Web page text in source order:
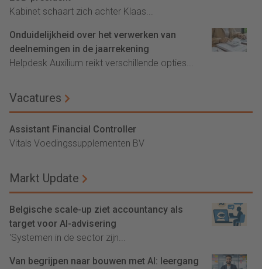
Kabinet schaart zich achter Klaas...
Onduidelijkheid over het verwerken van
deelnemingen in de jaarrekening
Helpdesk Auxilium reikt verschillende opties...
Vacatures
Assistant Financial Controller
Vitals Voedingssupplementen BV
Markt Update
Belgische scale-up ziet accountancy als
target voor AI-advisering
'Systemen in de sector zijn...
Van begrijpen naar bouwen met AI: leergang